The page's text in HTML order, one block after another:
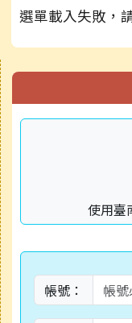
選單載入失敗，
右邊區域內容
使用臺
帳號：